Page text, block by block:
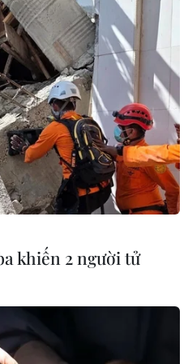
tạc"
khi chia
Sinner
vợt gốc
chiến'
khiến 2 người tử